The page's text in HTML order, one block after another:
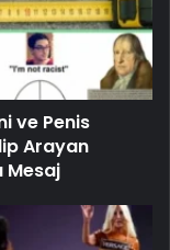
ve Penis
Arayan
Mesaj